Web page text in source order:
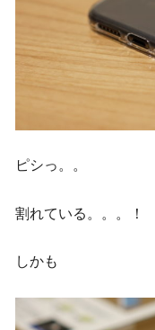
ピシっ。。
割れている。。。！
しかも